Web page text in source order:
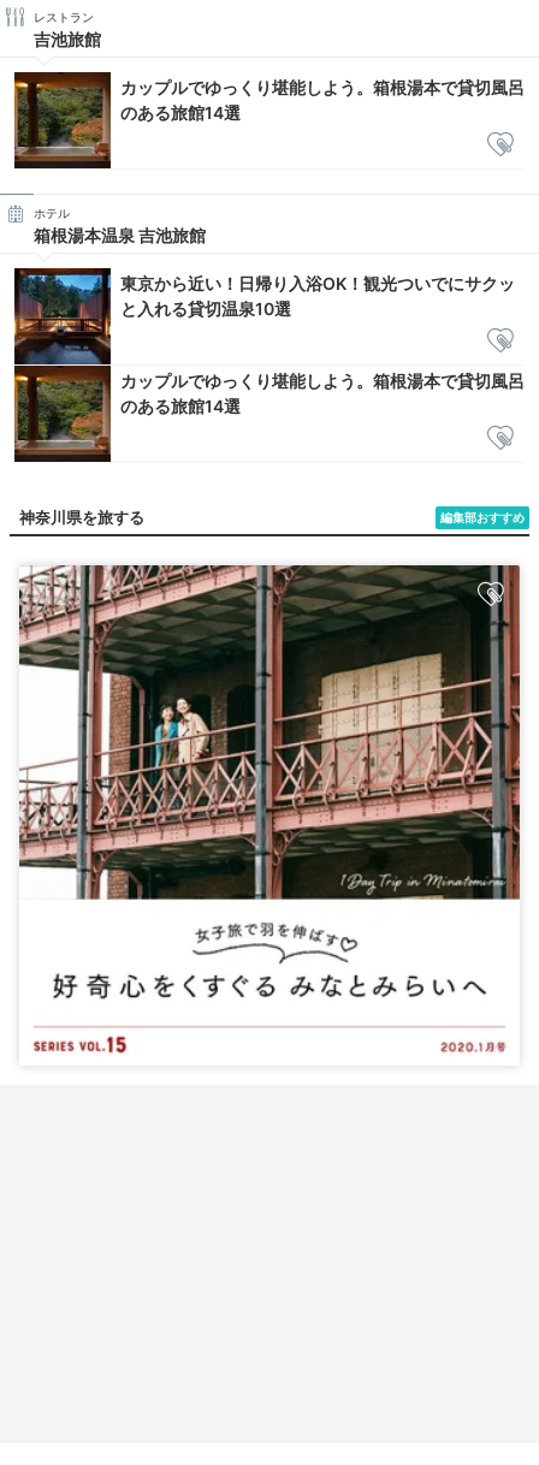
レストラン
吉池旅館
カップルでゆっくり堪能しよう。箱根湯本で貸切風呂
のある旅館14選
ホテル
箱根湯本温泉 吉池旅館
東京から近い！日帰り入浴OK！観光ついでにサクッ
と入れる貸切温泉10選
カップルでゆっくり堪能しよう。箱根湯本で貸切風呂
のある旅館14選
編集部おすすめ
神奈川県を旅する